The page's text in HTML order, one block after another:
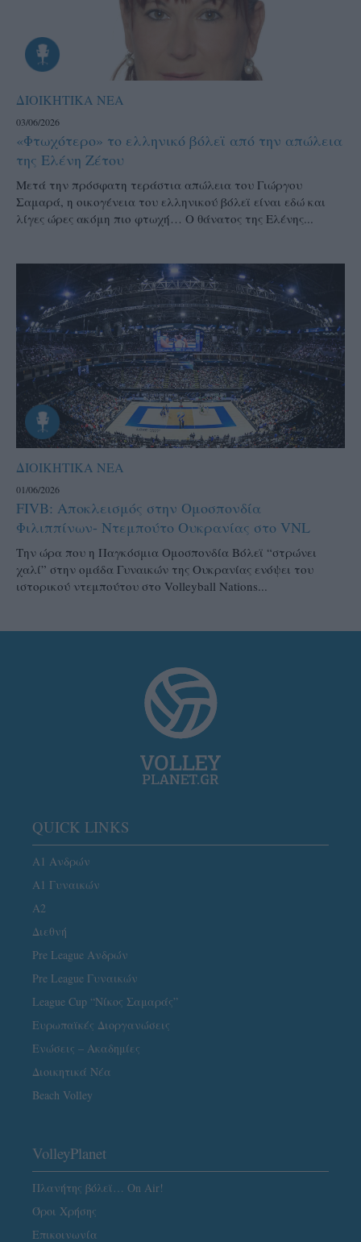
ΔΙΟΙΚΗΤΙΚΑ ΝΕΑ
03/06/2026
«Φτωχότερο» το ελληνικό βόλεϊ από την απώλεια
της Ελένη Ζέτου
Μετά την πρόσφατη τεράστια απώλεια του Γιώργου
Σαμαρά, η οικογένεια του ελληνικού βόλεϊ είναι εδώ και
λίγες ώρες ακόμη πιο φτωχή… Ο θάνατος της Ελένης...
ΔΙΟΙΚΗΤΙΚΑ ΝΕΑ
01/06/2026
FIVB: Αποκλεισμός στην Ομοσπονδία
Φιλιππίνων- Ντεμπούτο Ουκρανίας στο VNL
Την ώρα που η Παγκόσμια Ομοσπονδία Βόλεϊ “στρώνει
χαλί” στην ομάδα Γυναικών της Ουκρανίας ενόψει του
ιστορικού ντεμπούτου στο Volleyball Nations...
QUICK LINKS
Α1 Ανδρών
Α1 Γυναικών
A2
Διεθνή
Pre League Ανδρών
Pre League Γυναικών
League Cup “Νίκος Σαμαράς”
Ευρωπαϊκές Διοργανώσεις
Ενώσεις – Ακαδημίες
Διοικητικά Νέα
Beach Volley
VolleyPlanet
Πλανήτης βόλεϊ… On Air!
Όροι Χρήσης
Επικοινωνία